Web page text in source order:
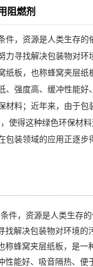
阻燃剂
件，资源是人类生存的
力寻找解决包装物对环
纸板，也称蜂窝夹层纸
、强度高、缓冲性能好
材料；近年来，由于包
使得这种绿色环保材
包装领域的应用正逐步
件，资源是人类生存的
找解决包装物对环境的
称蜂窝夹层纸板，是一
性能好、吸音隔热、便